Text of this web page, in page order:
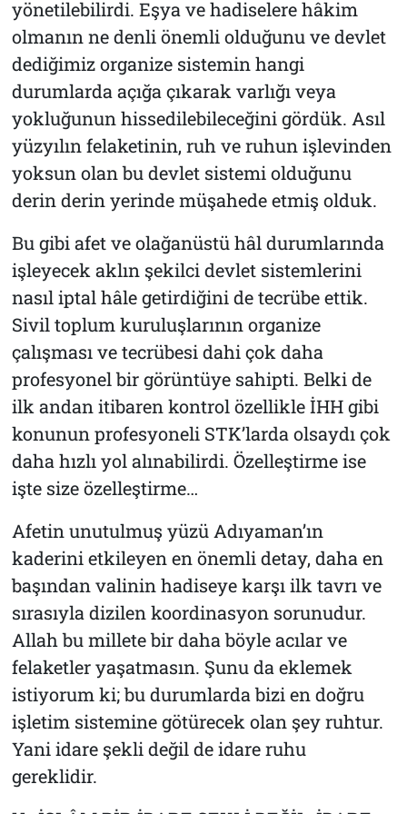
yönetilebilirdi. Eşya ve hadiselere hâkim
olmanın ne denli önemli olduğunu ve devlet
dediğimiz organize sistemin hangi
durumlarda açığa çıkarak varlığı veya
yokluğunun hissedilebileceğini gördük. Asıl
yüzyılın felaketinin, ruh ve ruhun işlevinden
yoksun olan bu devlet sistemi olduğunu
derin derin yerinde müşahede etmiş olduk.
Bu gibi afet ve olağanüstü hâl durumlarında
işleyecek aklın şekilci devlet sistemlerini
nasıl iptal hâle getirdiğini de tecrübe ettik.
Sivil toplum kuruluşlarının organize
çalışması ve tecrübesi dahi çok daha
profesyonel bir görüntüye sahipti. Belki de
ilk andan itibaren kontrol özellikle İHH gibi
konunun profesyoneli STK’larda olsaydı çok
daha hızlı yol alınabilirdi. Özelleştirme ise
işte size özelleştirme…
Afetin unutulmuş yüzü Adıyaman’ın
kaderini etkileyen en önemli detay, daha en
başından valinin hadiseye karşı ilk tavrı ve
sırasıyla dizilen koordinasyon sorunudur.
Allah bu millete bir daha böyle acılar ve
felaketler yaşatmasın. Şunu da eklemek
istiyorum ki; bu durumlarda bizi en doğru
işletim sistemine götürecek olan şey ruhtur.
Yani idare şekli değil de idare ruhu
gereklidir.